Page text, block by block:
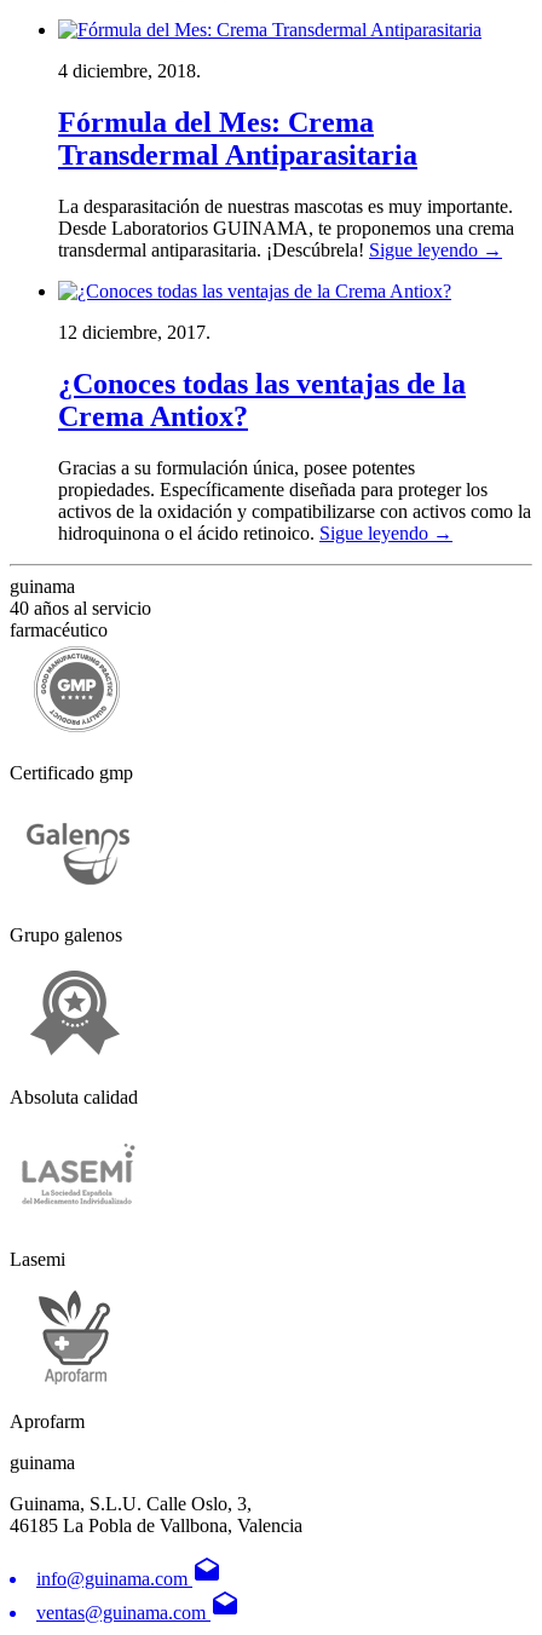
4 diciembre, 2018.
Fórmula del Mes: Crema
Transdermal Antiparasitaria
La desparasitación de nuestras mascotas es muy importante.
Desde Laboratorios GUINAMA, te proponemos una crema
transdermal antiparasitaria. ¡Descúbrela! Sigue leyendo →
12 diciembre, 2017.
¿Conoces todas las ventajas de la
Crema Antiox?
Gracias a su formulación única, posee potentes
propiedades. Específicamente diseñada para proteger los
activos de la oxidación y compatibilizarse con activos como la
hidroquinona o el ácido retinoico. Sigue leyendo →
guinama
40 años al servicio
farmacéutico
Certificado gmp
Grupo galenos
Absoluta calidad
Lasemi
Aprofarm
guinama
Guinama, S.L.U. Calle Oslo, 3,
46185 La Pobla de Vallbona, Valencia
info@guinama.com drafts
ventas@guinama.com drafts